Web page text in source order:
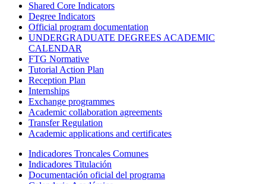
Shared Core Indicators
Degree Indicators
Official program documentation
UNDERGRADUATE DEGREES ACADEMIC
CALENDAR
FTG Normative
Tutorial Action Plan
Reception Plan
Internships
Exchange programmes
Academic collaboration agreements
Transfer Regulation
Academic applications and certificates
Indicadores Troncales Comunes
Indicadores Titulación
Documentación oficial del programa